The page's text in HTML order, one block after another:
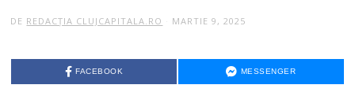
DE REDACȚIA CLUJCAPITALA.RO MARTIE 9, 2025
FACEBOOK MESSENGER